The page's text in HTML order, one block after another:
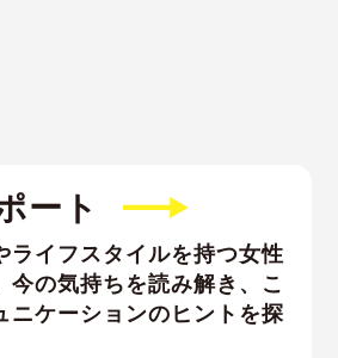
ート
ライフスタイルを持つ女性
今の気持ちを読み解き、こ
ニケーションのヒントを探